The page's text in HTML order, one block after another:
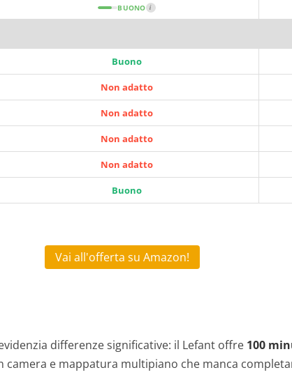
BUONO i
Buono
Non adatto
Non adatto
Non adatto
Non adatto
Buono
Vai all'offerta su Amazon!
differenze significative: il Lefant offre 100
e mappatura multipiano che manca